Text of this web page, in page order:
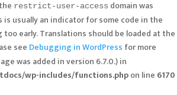
restrict-user-access domain was
usually an indicator for some code in the
early. Translations should be loaded at the
see Debugging in WordPress for more
was added in version 6.7.0.) in
wp-includes/functions.phpon line 6170